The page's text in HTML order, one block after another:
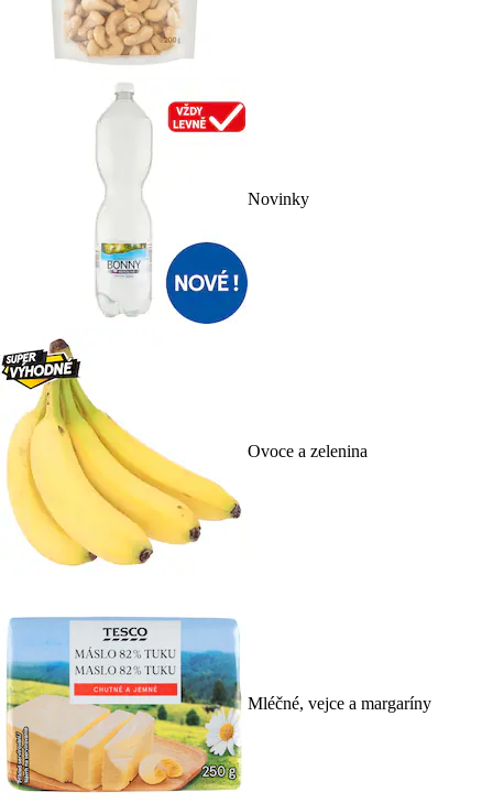
Novinky
Ovoce a zelenina
Mléčné, vejce a margaríny